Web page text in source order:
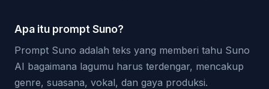
Apa itu prompt Suno?
Prompt Suno adalah teks yang memberi tahu Suno
AI bagaimana lagumu harus terdengar, mencakup
genre, suasana, vokal, dan gaya produksi.